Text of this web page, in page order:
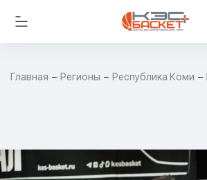
Главная Регионы Республика Коми